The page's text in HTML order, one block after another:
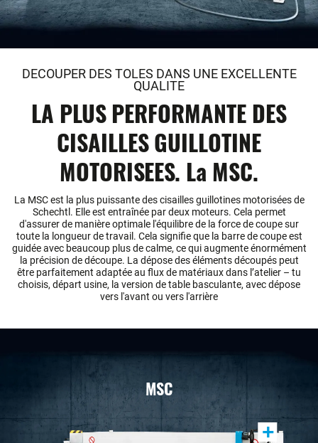
DECOUPER DES TOLES DANS UNE EXCELLENTE
QUALITE
LA PLUS PERFORMANTE DES
CISAILLES GUILLOTINE
MOTORISEES. La MSC.
La MSC est la plus puissante des cisailles guillotines motorisées de
Schechtl. Elle est entraînée par deux moteurs. Cela permet
d'assurer de manière optimale l'équilibre de la force de coupe sur
toute la longueur de travail. Cela signifie que la barre de coupe est
guidée avec beaucoup plus de calme, ce qui augmente énormément
la précision de découpe. La dépose des éléments découpés peut
être parfaitement adaptée au flux de matériaux dans l’atelier – tu
choisis, départ usine, la version de table basculante, avec dépose
vers l'avant ou vers l'arrière
MSC
+